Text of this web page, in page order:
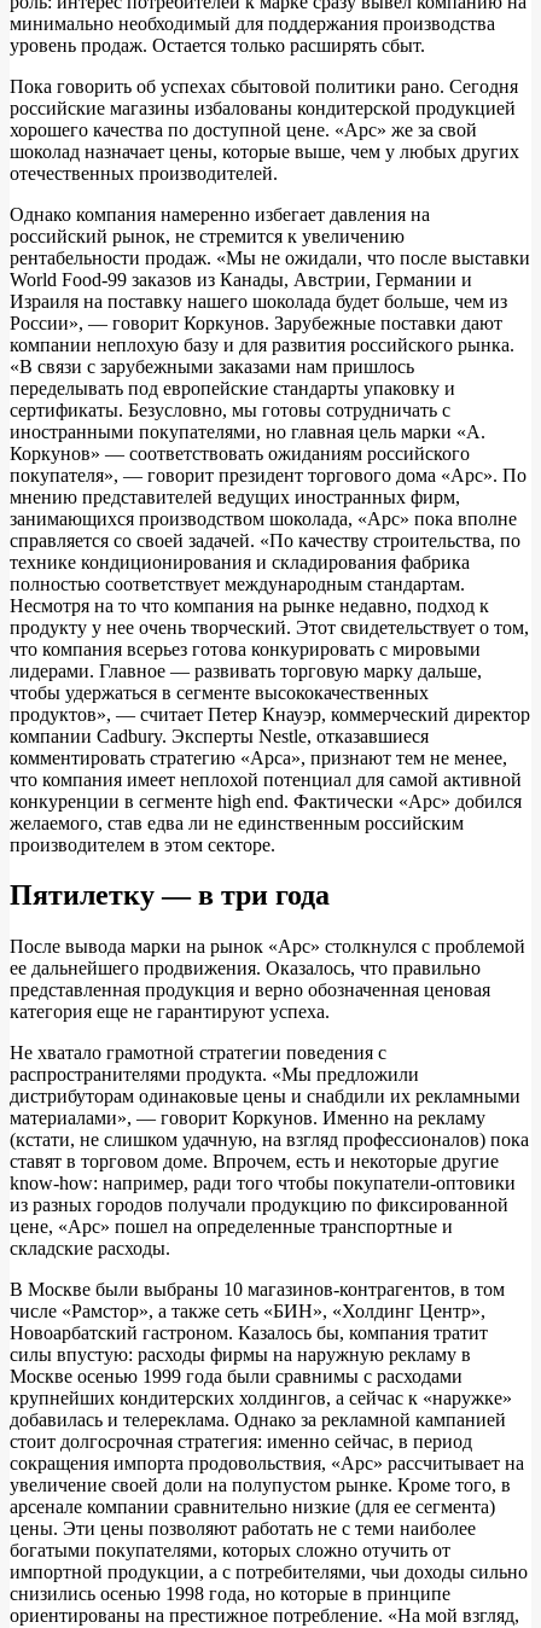
минимально необходимый для поддержания производства
уровень продаж. Остается только расширять сбыт.
Пока говорить об успехах сбытовой политики рано. Сегодня
российские магазины избалованы кондитерской продукцией
хорошего качества по доступной цене. «Арс» же за свой
шоколад назначает цены, которые выше, чем у любых других
отечественных производителей.
Однако компания намеренно избегает давления на
российский рынок, не стремится к увеличению
рентабельности продаж. «Мы не ожидали, что после выставки
World Food-99 заказов из Канады, Австрии, Германии и
Израиля на поставку нашего шоколада будет больше, чем из
России», — говорит Коркунов. Зарубежные поставки дают
компании неплохую базу и для развития российского рынка.
«В связи с зарубежными заказами нам пришлось
переделывать под европейские стандарты упаковку и
сертификаты. Безусловно, мы готовы сотрудничать с
иностранными покупателями, но главная цель марки «А.
Коркунов» — соответствовать ожиданиям российского
покупателя», — говорит президент торгового дома «Арс». По
мнению представителей ведущих иностранных фирм,
занимающихся производством шоколада, «Арс» пока вполне
справляется со своей задачей. «По качеству строительства, по
технике кондиционирования и складирования фабрика
полностью соответствует международным стандартам.
Несмотря на то что компания на рынке недавно, подход к
продукту у нее очень творческий. Этот свидетельствует о том,
что компания всерьез готова конкурировать с мировыми
лидерами. Главное — развивать торговую марку дальше,
чтобы удержаться в сегменте высококачественных
продуктов», — считает Петер Кнауэр, коммерческий директор
компании Cadbury. Эксперты Nestle, отказавшиеся
комментировать стратегию «Арса», признают тем не менее,
что компания имеет неплохой потенциал для самой активной
конкуренции в сегменте high end. Фактически «Арс» добился
желаемого, став едва ли не единственным российским
производителем в этом секторе.
Пятилетку — в три года
После вывода марки на рынок «Арс» столкнулся с проблемой
ее дальнейшего продвижения. Оказалось, что правильно
представленная продукция и верно обозначенная ценовая
категория еще не гарантируют успеха.
Не хватало грамотной стратегии поведения с
распространителями продукта. «Мы предложили
дистрибуторам одинаковые цены и снабдили их рекламными
материалами», — говорит Коркунов. Именно на рекламу
(кстати, не слишком удачную, на взгляд профессионалов) пока
ставят в торговом доме. Впрочем, есть и некоторые другие
know-how: например, ради того чтобы покупатели-оптовики
из разных городов получали продукцию по фиксированной
цене, «Арс» пошел на определенные транспортные и
складские расходы.
В Москве были выбраны 10 магазинов-контрагентов, в том
числе «Рамстор», а также сеть «БИН», «Холдинг Центр»,
Новоарбатский гастроном. Казалось бы, компания тратит
силы впустую: расходы фирмы на наружную рекламу в
Москве осенью 1999 года были сравнимы с расходами
крупнейших кондитерских холдингов, а сейчас к «наружке»
добавилась и телереклама. Однако за рекламной кампанией
стоит долгосрочная стратегия: именно сейчас, в период
сокращения импорта продовольствия, «Арс» рассчитывает на
увеличение своей доли на полупустом рынке. Кроме того, в
арсенале компании сравнительно низкие (для ее сегмента)
цены. Эти цены позволяют работать не с теми наиболее
богатыми покупателями, которых сложно отучить от
импортной продукции, а с потребителями, чьи доходы сильно
снизились осенью 1998 года, но которые в принципе
ориентированы на престижное потребление. «На мой взгляд,